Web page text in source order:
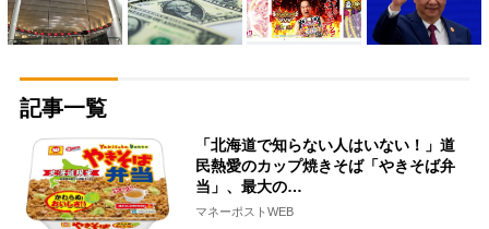
記事一覧
「北海道で知らない人はいない！」道
民熱愛のカップ焼きそば「やきそば弁
当」、最大の…
マネーポストWEB